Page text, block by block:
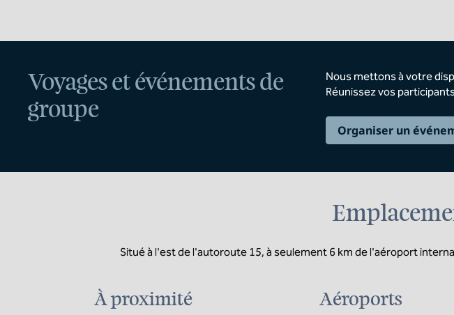
Voyages et événements de
groupe
Nous mettons à votre
Réunissez vos
Organiser un
Situé à l'est de l'autoroute 15, à seulement 6 km de l'aéroport
À proximité Aéroports